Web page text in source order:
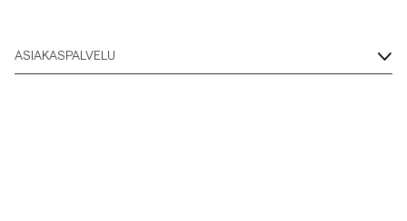
ASIAKASPALVELU